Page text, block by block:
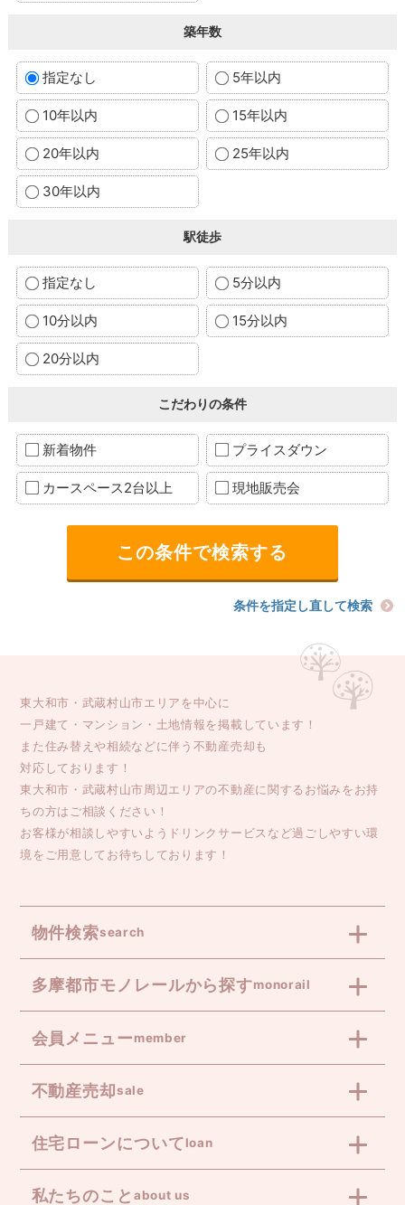
築年数
指定なし 5年以内
10年以内 15年以内
20年以内 25年以内
30年以内
駅徒歩
指定なし 5分以内
10分以内 15分以内
20分以内
こだわりの条件
新着物件 プライスダウン
カースペース2台以上 現地販売会
条件を指定し直して検索
東大和市・武蔵村山市エリアを中心に
一戸建て・マンション・土地情報を掲載しています！
また住み替えや相続などに伴う不動産売却も
対応しております！
東大和市・武蔵村山市周辺エリアの不動産に関するお悩みをお持
ちの方はご相談ください！
お客様が相談しやすいようドリンクサービスなど過ごしやすい環
境をご用意してお待ちしております！
物件検索search
多摩都市モノレールから探すmonorail
会員メニューmember
不動産売却sale
住宅ローンについてloan
私たちのこと about us